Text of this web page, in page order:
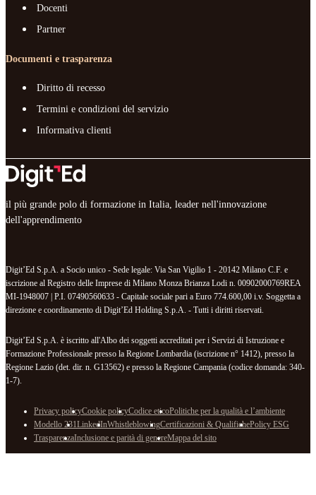
Docenti
Partner
Documenti e trasparenza
Diritto di recesso
Termini e condizioni del servizio
Informativa clienti
il più grande polo di formazione in Italia, leader nell'innovazione
dell'apprendimento
Digit’Ed S.p.A. a Socio unico - Sede legale: Via San Vigilio 1 - 20142 Milano C.F. e
iscrizione al Registro delle Imprese di Milano Monza Brianza Lodi n. 00902000769REA
MI-1948007 | P.I. 07490560633 - Capitale sociale pari a Euro 774.600,00 i.v. Soggetta a
direzione e coordinamento di Digit’Ed Holding S.p.A. - Tutti i diritti riservati.
Digit’Ed S.p.A. è iscritto all'Albo dei soggetti accreditati per i Servizi di Istruzione e
Formazione Professionale presso la Regione Lombardia (iscrizione n° 1412), presso la
Regione Lazio (det. dir. n. G13562) e presso la Regione Campania (codice domanda: 340-
1-7).
Privacy policyCookie policyCodice eticoPolitiche per la qualità e l’ambiente
Modello 231LinkedInWhistleblowingCertificazioni & QualifichePolicy ESG
TrasparenzaInclusione e parità di genereMappa del sito